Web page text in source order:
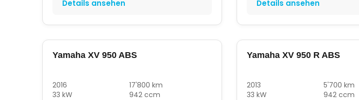
Details ansehen Details ansehen
Yamaha XV 950 ABS
2016
17'800 km
33 kW
942 ccm
Yamaha XV 950 R ABS
2013
5'700 km
33 kW
942 ccm